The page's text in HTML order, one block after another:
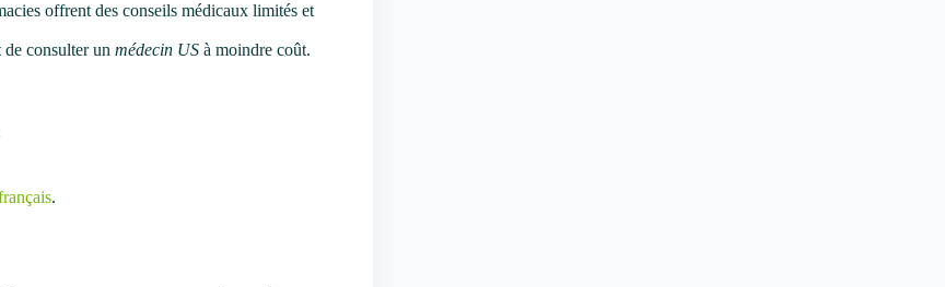
offrent des conseils médicaux limités et
de consulter un médecin US à moindre coût.
.